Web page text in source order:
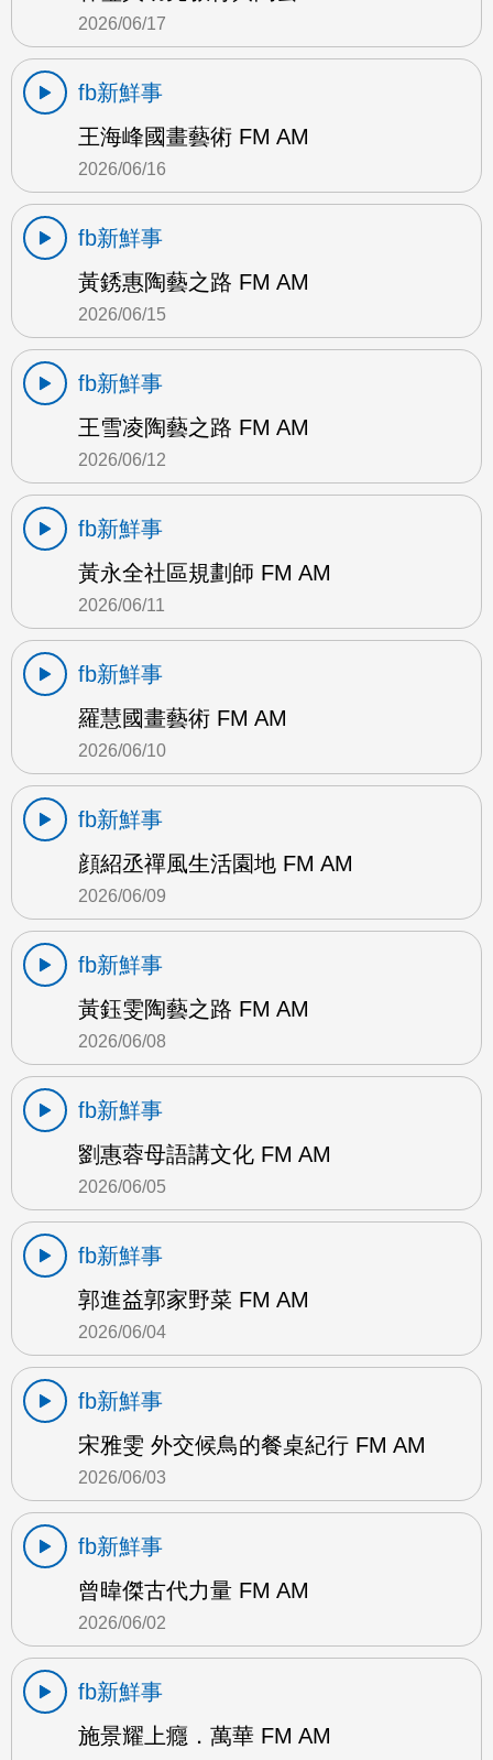
2026/06/17
fb新鮮事
王海峰國畫藝術 FM AM
2026/06/16
fb新鮮事
黃銹惠陶藝之路 FM AM
2026/06/15
fb新鮮事
王雪凌陶藝之路 FM AM
2026/06/12
fb新鮮事
黃永全社區規劃師 FM AM
2026/06/11
fb新鮮事
羅慧國畫藝術 FM AM
2026/06/10
fb新鮮事
顔紹丞禪風生活園地 FM AM
2026/06/09
fb新鮮事
黃鈺雯陶藝之路 FM AM
2026/06/08
fb新鮮事
劉惠蓉母語講文化 FM AM
2026/06/05
fb新鮮事
郭進益郭家野菜 FM AM
2026/06/04
fb新鮮事
宋雅雯 外交候鳥的餐桌紀行 FM AM
2026/06/03
fb新鮮事
曾暐傑古代力量 FM AM
2026/06/02
fb新鮮事
施景耀上癮．萬華 FM AM